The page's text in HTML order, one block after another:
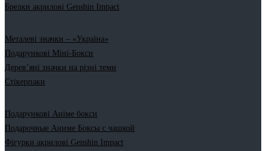
Брелки акрилові Genshin Impact
Металеві значки – «Україна»
Подарункові Міні-Бокси
Дерев’яні значки на різні теми
Стікерпаки
Подарункові Аніме бокси
Подарочные Аниме Боксы с чашкой
Фігурки акрилові Genshin Impact